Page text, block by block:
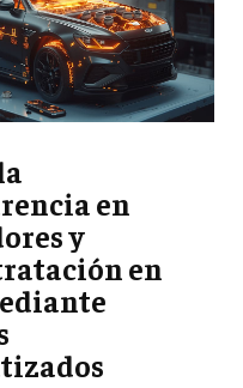
FINANCIEROS
FINANCIEROS
en
y
en